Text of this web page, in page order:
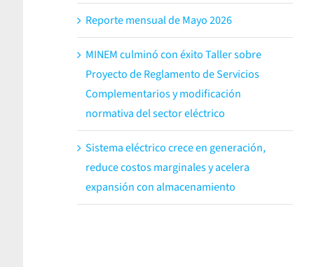
Reporte mensual de Mayo 2026
MINEM culminó con éxito Taller sobre
Proyecto de Reglamento de Servicios
Complementarios y modificación
normativa del sector eléctrico
Sistema eléctrico crece en generación,
reduce costos marginales y acelera
expansión con almacenamiento